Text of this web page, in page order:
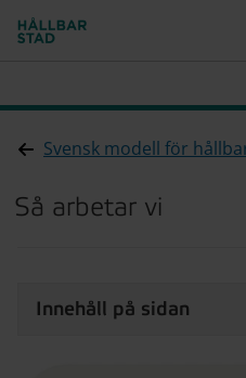
Svensk modell för
Så arbetar vi
Innehåll på sidan